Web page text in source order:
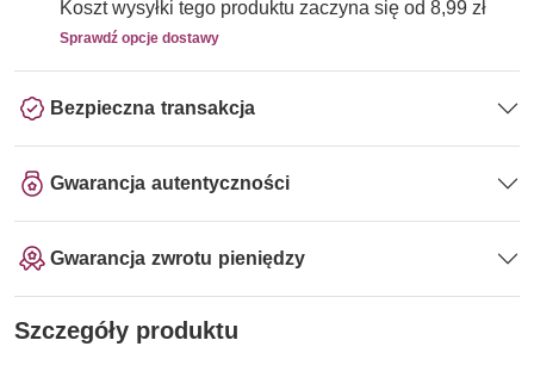
Koszt wysyłki tego produktu zaczyna się od 8,99 zł
Sprawdź opcje dostawy
Bezpieczna transakcja
Gwarancja autentyczności
Gwarancja zwrotu pieniędzy
Szczegóły produktu